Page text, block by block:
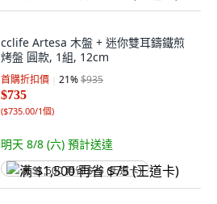
cclife Artesa 木盤 + 迷你雙耳鑄鐵煎
烤盤 圓款, 1組, 12cm
首購折扣價 21%$935
$735
($735.00/1個)
明天 8/8 (六) 預計送達
满 $1,500 再省 $75 (王道卡)